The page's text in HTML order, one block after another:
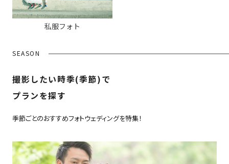
私服フォト
SEASON
撮影したい時季(季節)で
プランを探す
季節ごとのおすすめフォトウェディングを特集！